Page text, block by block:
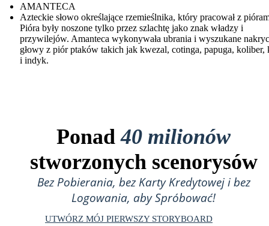
AMANTECA
Azteckie słowo określające rzemieślnika, który pracował z
Pióra były noszone tylko przez szlachtę jako znak władzy i
przywilejów. Amanteca wykonywała ubrania i wyszukane
głowy z piór ptaków takich jak kwezal, cotinga, papuga, koliber,
i indyk.
Ponad40 milionów
stworzonych scenorysów
Bez Pobierania, bez Karty Kredytowej i bez
Logowania, aby Spróbować!
UTWÓRZ MÓJ PIERWSZY STORYBOARD